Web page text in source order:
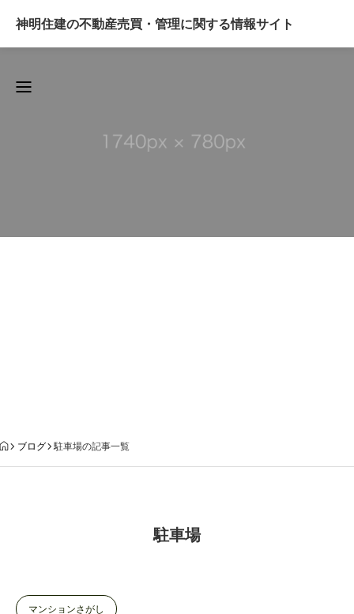
神明住建の不動産売買・管理に関する情報サイト
ブログ 駐車場の記事一覧
駐車場
マンションさがし